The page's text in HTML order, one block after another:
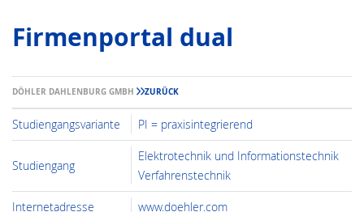
Firmenportal dual
DÖHLER DAHLENBURG GMBH ZURÜCK
Studiengangsvariante PI = praxisintegrierend
Studiengang
Elektrotechnik und Informationstechnik
Verfahrenstechnik
Internetadresse www.doehler.com